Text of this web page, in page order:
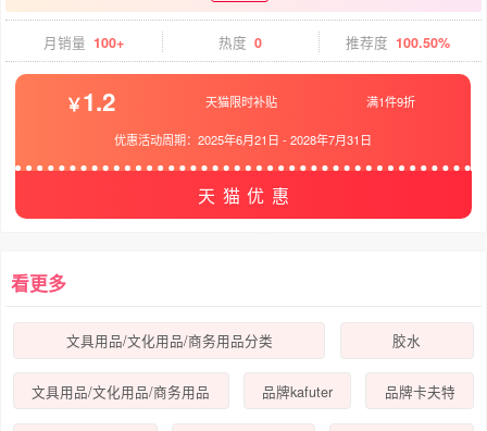
月销量 100+ 热度 0 推荐度 100.50%
1.2 天猫限时补贴 满1件9折
优惠活动周期：2025年6月21日 -2028年7月31日
天猫优惠
看更多
文具用品/文化用品/商务用品分类 胶水
文具用品/文化用品/商务用品 品牌kafuter 品牌卡夫特